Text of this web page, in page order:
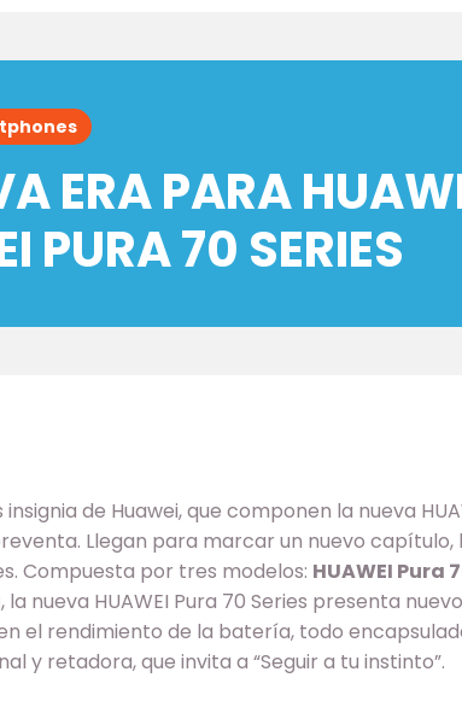
ERA PARA
PURA 70 SERIES
de Huawei, que componen la nueva
Llegan para marcar un nuevo capítulo,
Compuesta por tres modelos: HUAWEI Pura
, la nueva HUAWEI Pura 70 Series presenta
el rendimiento de la batería, todo
y retadora, que invita a “Seguir a tu instinto”.